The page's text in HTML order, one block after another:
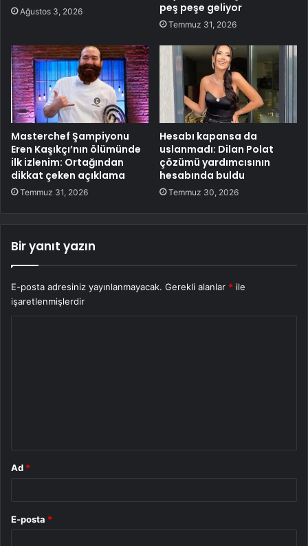
Ağustos 3, 2026
peş peşe geliyor
Temmuz 31, 2026
Masterchef Şampiyonu
Eren Kaşıkçı’nın ölümünde
ilk izlenim: Ortağından
dikkat çeken açıklama
Temmuz 31, 2026
Hesabı kapansa da
uslanmadı: Dilan Polat
çözümü yardımcısının
hesabında buldu
Temmuz 30, 2026
Bir yanıt yazın
E-posta adresiniz yayınlanmayacak. Gerekli alanlar * ile
işaretlenmişlerdir
Ad *
E-posta *